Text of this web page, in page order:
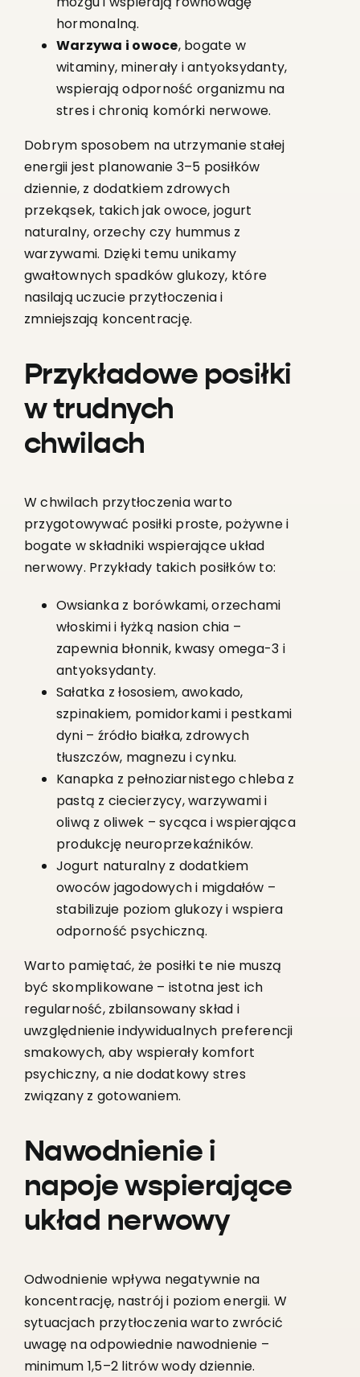
hormonalną.
Warzywa i owoce, bogate w
witaminy, minerały i antyoksydanty,
wspierają odporność organizmu na
stres i chronią komórki nerwowe.
Dobrym sposobem na utrzymanie stałej
energii jest planowanie 3–5 posiłków
dziennie, z dodatkiem zdrowych
przekąsek, takich jak owoce, jogurt
naturalny, orzechy czy hummus z
warzywami. Dzięki temu unikamy
gwałtownych spadków glukozy, które
nasilają uczucie przytłoczenia i
zmniejszają koncentrację.
Przykładowe posiłki
w trudnych
chwilach
W chwilach przytłoczenia warto
przygotowywać posiłki proste, pożywne i
bogate w składniki wspierające układ
nerwowy. Przykłady takich posiłków to:
Owsianka z borówkami, orzechami
włoskimi i łyżką nasion chia –
zapewnia błonnik, kwasy omega-3 i
antyoksydanty.
Sałatka z łososiem, awokado,
szpinakiem, pomidorkami i pestkami
dyni – źródło białka, zdrowych
tłuszczów, magnezu i cynku.
Kanapka z pełnoziarnistego chleba z
pastą z ciecierzycy, warzywami i
oliwą z oliwek – sycąca i wspierająca
produkcję neuroprzekaźników.
Jogurt naturalny z dodatkiem
owoców jagodowych i migdałów –
stabilizuje poziom glukozy i wspiera
odporność psychiczną.
Warto pamiętać, że posiłki te nie muszą
być skomplikowane – istotna jest ich
regularność, zbilansowany skład i
uwzględnienie indywidualnych preferencji
smakowych, aby wspierały komfort
psychiczny, a nie dodatkowy stres
związany z gotowaniem.
Nawodnienie i
napoje wspierające
układ nerwowy
Odwodnienie wpływa negatywnie na
koncentrację, nastrój i poziom energii. W
sytuacjach przytłoczenia warto zwrócić
uwagę na odpowiednie nawodnienie –
minimum 1,5–2 litrów wody dziennie.